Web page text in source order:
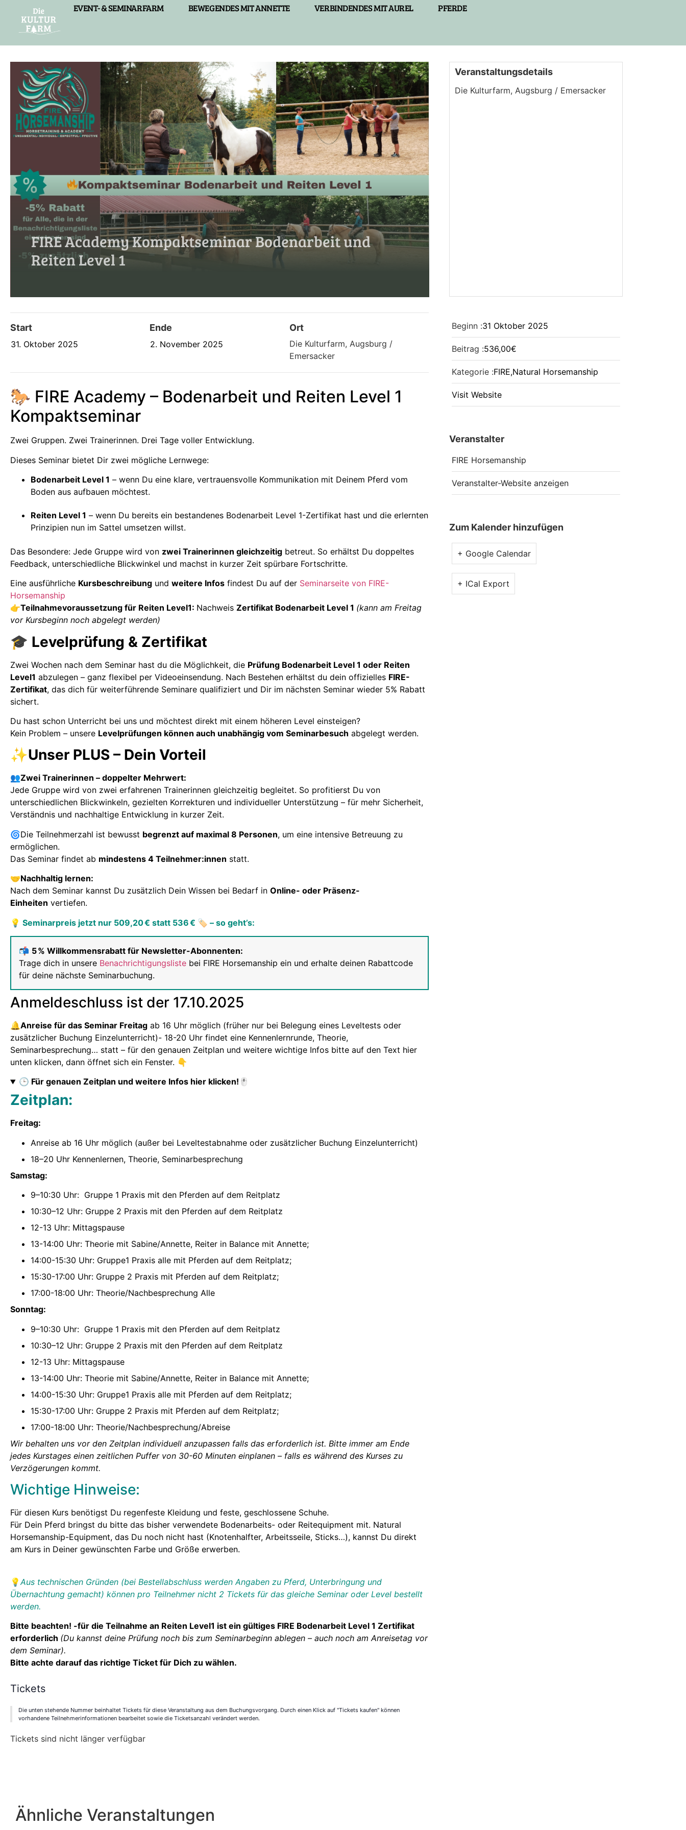
EVENT- & SEMINARFARM BEWEGENDES MIT ANNETTE VERBINDENDES MIT AUREL PFERDE
FIRE Academy Kompaktseminar Bodenarbeit und
Reiten Level 1
Start
31. Oktober 2025
Ende
2. November 2025
Ort
Die Kulturfarm, Augsburg /
Emersacker
🐎 FIRE Academy – Bodenarbeit und Reiten Level 1
Kompaktseminar
Zwei Gruppen. Zwei Trainerinnen. Drei Tage voller Entwicklung.
Dieses Seminar bietet Dir zwei mögliche Lernwege:
Bodenarbeit Level 1 – wenn Du eine klare, vertrauensvolle Kommunikation mit Deinem Pferd vom
Boden aus aufbauen möchtest.
Reiten Level 1 – wenn Du bereits ein bestandenes Bodenarbeit Level 1-Zertifikat hast und die erlernten
Prinzipien nun im Sattel umsetzen willst.
Das Besondere: Jede Gruppe wird von zwei Trainerinnen gleichzeitig betreut. So erhältst Du doppeltes
Feedback, unterschiedliche Blickwinkel und machst in kurzer Zeit spürbare Fortschritte.
Eine ausführliche Kursbeschreibung und weitere Infos findest Du auf der Seminarseite von FIRE-
Horsemanship
👉Teilnahmevoraussetzung für Reiten Level1: Nachweis Zertifikat Bodenarbeit Level 1 (kann am Freitag
vor Kursbeginn noch abgelegt werden)
🎓 Levelprüfung & Zertifikat
Zwei Wochen nach dem Seminar hast du die Möglichkeit, die Prüfung Bodenarbeit Level 1 oder Reiten
Level1 abzulegen – ganz flexibel per Videoeinsendung. Nach Bestehen erhältst du dein offizielles FIRE-
Zertifikat, das dich für weiterführende Seminare qualifiziert und Dir im nächsten Seminar wieder 5% Rabatt
sichert.
Du hast schon Unterricht bei uns und möchtest direkt mit einem höheren Level einsteigen?
Kein Problem – unsere Levelprüfungen können auch unabhängig vom Seminarbesuch abgelegt werden.
✨Unser PLUS – Dein Vorteil
👥Zwei Trainerinnen – doppelter Mehrwert:
Jede Gruppe wird von zwei erfahrenen Trainerinnen gleichzeitig begleitet. So profitierst Du von
unterschiedlichen Blickwinkeln, gezielten Korrekturen und individueller Unterstützung – für mehr Sicherheit,
Verständnis und nachhaltige Entwicklung in kurzer Zeit.
🌀Die Teilnehmerzahl ist bewusst begrenzt auf maximal 8 Personen, um eine intensive Betreuung zu
ermöglichen.
Das Seminar findet ab mindestens 4 Teilnehmer:innen statt.
🤝Nachhaltig lernen:
Nach dem Seminar kannst Du zusätzlich Dein Wissen bei Bedarf in Online- oder Präsenz-
Einheiten vertiefen.
💡 Seminarpreis jetzt nur 509,20 € statt 536 € 🏷️ – so geht’s:
📬 5 % Willkommensrabatt für Newsletter-Abonnenten:
Trage dich in unsere Benachrichtigungsliste bei FIRE Horsemanship ein und erhalte deinen Rabattcode
für deine nächste Seminarbuchung.
Anmeldeschluss ist der 17.10.2025
🔔Anreise für das Seminar Freitag ab 16 Uhr möglich (früher nur bei Belegung eines Leveltests oder
zusätzlicher Buchung Einzelunterricht)- 18-20 Uhr findet eine Kennenlernrunde, Theorie,
Seminarbesprechung… statt – für den genauen Zeitplan und weitere wichtige Infos bitte auf den Text hier
unten klicken, dann öffnet sich ein Fenster. 👇
🕒 Für genauen Zeitplan und weitere Infos hier klicken!🖱️
Zeitplan:
Freitag:
Anreise ab 16 Uhr möglich (außer bei Leveltestabnahme oder zusätzlicher Buchung Einzelunterricht)
18–20 Uhr Kennenlernen, Theorie, Seminarbesprechung
Samstag:
9–10:30 Uhr: Gruppe 1 Praxis mit den Pferden auf dem Reitplatz
10:30–12 Uhr: Gruppe 2 Praxis mit den Pferden auf dem Reitplatz
12-13 Uhr: Mittagspause
13-14:00 Uhr: Theorie mit Sabine/Annette, Reiter in Balance mit Annette;
14:00-15:30 Uhr: Gruppe1 Praxis alle mit Pferden auf dem Reitplatz;
15:30-17:00 Uhr: Gruppe 2 Praxis mit Pferden auf dem Reitplatz;
17:00-18:00 Uhr: Theorie/Nachbesprechung Alle
Sonntag:
9–10:30 Uhr: Gruppe 1 Praxis mit den Pferden auf dem Reitplatz
10:30–12 Uhr: Gruppe 2 Praxis mit den Pferden auf dem Reitplatz
12-13 Uhr: Mittagspause
13-14:00 Uhr: Theorie mit Sabine/Annette, Reiter in Balance mit Annette;
14:00-15:30 Uhr: Gruppe1 Praxis alle mit Pferden auf dem Reitplatz;
15:30-17:00 Uhr: Gruppe 2 Praxis mit Pferden auf dem Reitplatz;
17:00-18:00 Uhr: Theorie/Nachbesprechung/Abreise
Wir behalten uns vor den Zeitplan individuell anzupassen falls das erforderlich ist. Bitte immer am Ende
jedes Kurstages einen zeitlichen Puffer von 30-60 Minuten einplanen – falls es während des Kurses zu
Verzögerungen kommt.
Wichtige Hinweise:
Für diesen Kurs benötigst Du regenfeste Kleidung und feste, geschlossene Schuhe.
Für Dein Pferd bringst du bitte das bisher verwendete Bodenarbeits- oder Reitequipment mit. Natural
Horsemanship-Equipment, das Du noch nicht hast (Knotenhalfter, Arbeitsseile, Sticks…), kannst Du direkt
am Kurs in Deiner gewünschten Farbe und Größe erwerben.
💡 Aus technischen Gründen (bei Bestellabschluss werden Angaben zu Pferd, Unterbringung und
Übernachtung gemacht) können pro Teilnehmer nicht 2 Tickets für das gleiche Seminar oder Level bestellt
werden.
Bitte beachten! -für die Teilnahme an Reiten Level1 ist ein gültiges FIRE Bodenarbeit Level 1 Zertifikat
erforderlich (Du kannst deine Prüfung noch bis zum Seminarbeginn ablegen – auch noch am Anreisetag vor
dem Seminar).
Bitte achte darauf das richtige Ticket für Dich zu wählen.
Tickets
Die unten stehende Nummer beinhaltet Tickets für diese Veranstaltung aus dem Buchungsvorgang. Durch einen Klick auf "Tickets kaufen" können
vorhandene Teilnehmerinformationen bearbeitet sowie die Ticketsanzahl verändert werden.
Tickets sind nicht länger verfügbar
Veranstaltungsdetails
Die Kulturfarm, Augsburg / Emersacker
Beginn :31 Oktober 2025
Beitrag :536,00€
Kategorie :FIRE,Natural Horsemanship
Visit Website
Veranstalter
FIRE Horsemanship
Veranstalter-Website anzeigen
Zum Kalender hinzufügen
+ Google Calendar
+ ICal Export
Ähnliche Veranstaltungen